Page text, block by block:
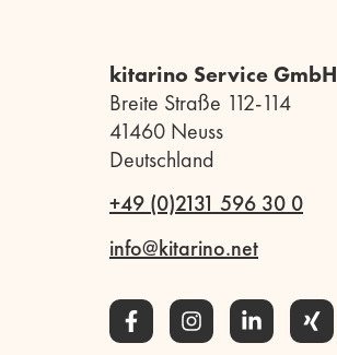
kitarino Service GmbH
Breite Straße 112-114
41460 Neuss
Deutschland
+49 (0)2131 596 30 0
info@kitarino.net